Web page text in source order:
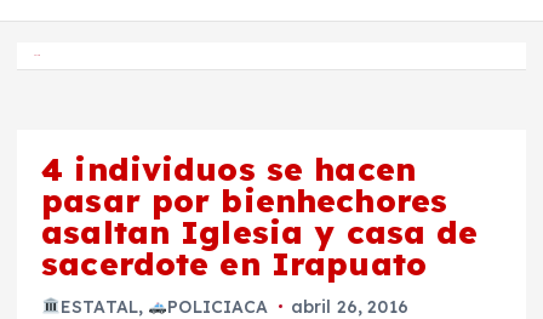
n El Salmantino - medios/noticias/editorial
4 individuos se hacen
pasar por bienhechores
asaltan Iglesia y casa de
sacerdote en Irapuato
ESTATAL, POLICIACA abril 26, 2016